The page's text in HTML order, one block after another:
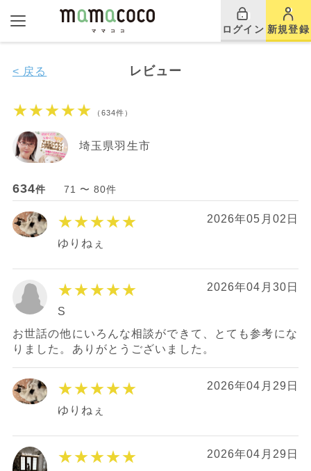
ログイン 新規登録
レビュー
< 戻る
★★★★★ （634件）
埼玉県羽生市
634件 71 〜 80件
★★★★★ 2026年05月02日
ゆりねぇ
★★★★★ 2026年04月30日
S
お世話の他にいろんな相談ができて、とても参考にな
りました。ありがとうございました。
★★★★★ 2026年04月29日
ゆりねぇ
★★★★★ 2026年04月29日